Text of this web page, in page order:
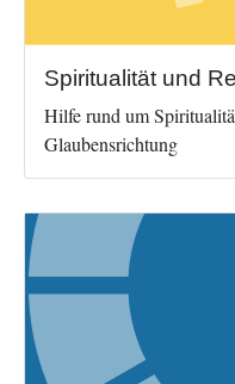
Spiritualität und
Hilfe rund um
Glaubensrichtung
Image